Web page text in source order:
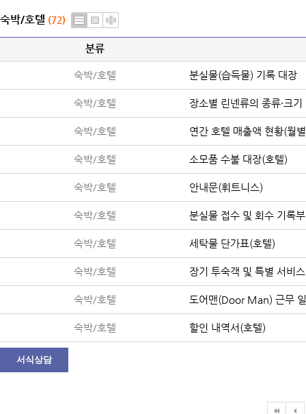
숙박/호텔 (72)
분류
숙박/호텔 분실물(습득물) 기록 대장
숙박/호텔 장소별 린넨류의 종류·크기
숙박/호텔 연간 호텔 매출액 현황(월
숙박/호텔 소모품 수불 대장(호텔)
숙박/호텔 안내문(휘트니스)
숙박/호텔 분실물 접수 및 회수 기록
숙박/호텔 세탁물 단가표(호텔)
숙박/호텔 장기 투숙객 및 특별 서비
숙박/호텔 도어맨(Door Man) 근무
숙박/호텔 할인 내역서(호텔)
서식상담